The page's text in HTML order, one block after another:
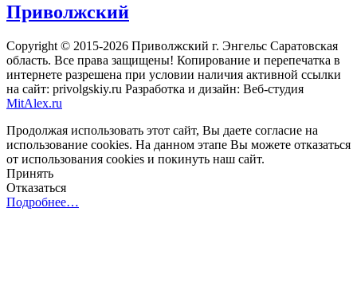
Приволжский
Copyright © 2015-2026 Приволжский г. Энгельс Саратовская
область. Все права защищены! Копирование и перепечатка в
интернете разрешена при условии наличия активной ссылки
на сайт: privolgskiy.ru Разработка и дизайн: Веб-студия
MitAlex.ru
Продолжая использовать этот сайт, Вы даете согласие на
использование cookies. На данном этапе Вы можете отказаться
от использования cookies и покинуть наш сайт.
Принять
Отказаться
Подробнее…